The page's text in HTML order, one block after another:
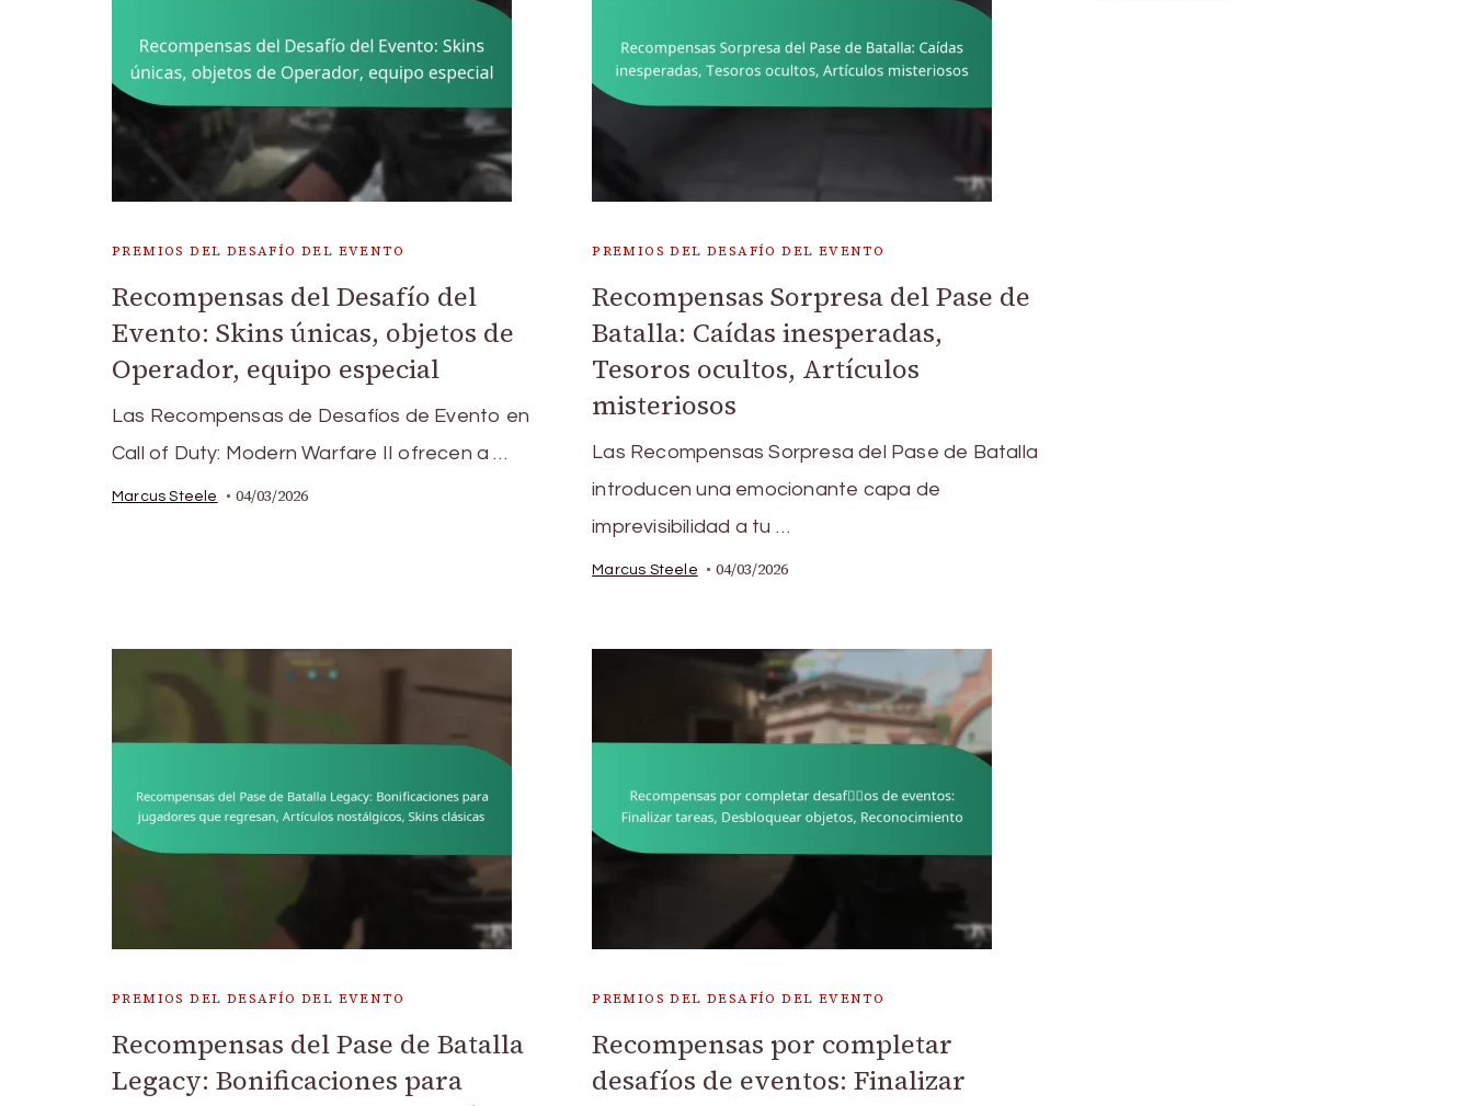
PREMIOS DEL DESAFÍO DEL EVENTO
Recompensas del Desafío del
Evento: Skins únicas, objetos de
Operador, equipo especial
Las Recompensas de Desafíos de Evento en
Call of Duty: Modern Warfare II ofrecen a …
Marcus Steele 04/03/2026
PREMIOS DEL DESAFÍO DEL EVENTO
Recompensas Sorpresa del Pase de
Batalla: Caídas inesperadas,
Tesoros ocultos, Artículos
misteriosos
Las Recompensas Sorpresa del Pase de Batalla
introducen una emocionante capa de
imprevisibilidad a tu …
Marcus Steele 04/03/2026
PREMIOS DEL DESAFÍO DEL EVENTO
Recompensas del Pase de Batalla
Legacy: Bonificaciones para
PREMIOS DEL DESAFÍO DEL EVENTO
Recompensas por completar
desafíos de eventos: Finalizar